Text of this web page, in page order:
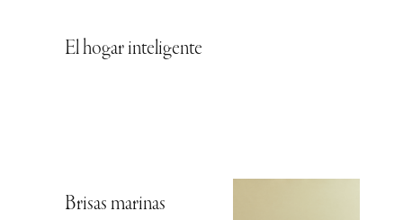
El hogar inteligente
Brisas marinas